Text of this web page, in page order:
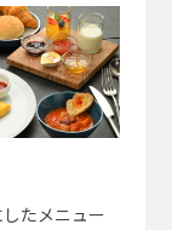
たメニュー